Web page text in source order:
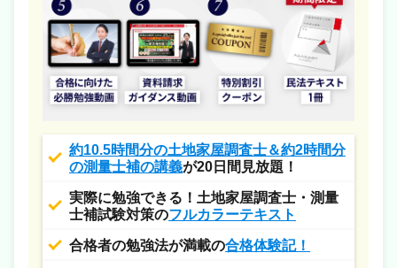
約10.5時間分の土地家屋調査士＆約2時間分
の測量士補の講義が20日間見放題！
実際に勉強できる！土地家屋調査士・測量
士補試験対策のフルカラーテキスト
合格者の勉強法が満載の合格体験記！